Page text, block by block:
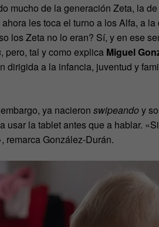
mucho de la generación Zeta, la
les toca el turno a los Alfa, a
los Zeta no lo eran? Sí, y en ese
, pero, tal y como explica Miguel
dirigida a la infancia, juventud y
ya nacieron swipeandoy
usar la tablet antes que a hablar.
remarca González-Durán.